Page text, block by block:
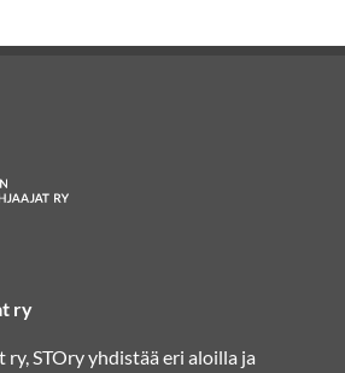
ry
STOry yhdistää eri aloilla ja